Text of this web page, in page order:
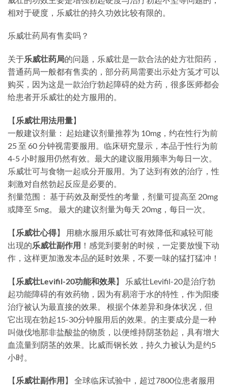
相对于硬度，乐威壮的持久功效比较有限的。
乐威壮药局有售卖吗？
关于乐威壮药局的问题，乐威壮是一款合法的处方壮阳药，
普通药局一般都有售卖的，部分药局需要出示处方笺才可以
购买，因为这是一款治疗勃起障碍的处方药，很多医师都会
给患者开乐威壮的处方服用的。
【乐威壮用法用量】
一般建议剂量： 起始建议剂量推荐为 10mg，约在性行为前
25 至 60 分钟视需要服用。临床研究显示，本品于性行为前
4-5 小时服用仍然有效。最大的建议服用频率为每日一次。
乐威壮可与食物一起或分开服用。为了达到有效的治疗，性
刺激对自然勃起反应是必要的。
剂量范围： 基于药效及耐受性的考量，剂量可提高至 20mg
或降至 5mg。 最大的建议剂量为每天 20mg，每日一次。
【 乐威壮心得】
用糖水服用乐威壮可有效降低和减轻可能
出现的乐威壮副作用 ！感觉到要射的时候，一定要放慢下动
作，这样更加激发本品的延时效果，不要一味的猛打猛冲！
【 乐威壮Levifil-20功能和效果】
乐威壮Levifil-20是治疗勃
起功能障碍的有效药物，因为有易溶于水的特性，作为阳痿
治疗被认为最直接的效果。 根据个体差异和身体状况，但
它出现在勃起15-30分钟服用后的效果。的主要成分是一种
叫做伐地那非盐酸盐的物质，以便维持阴茎勃起，具有增大
血流量到阴茎的效果。比威而钢长效，持久力被认为是约5
小时。
【乐威壮副作用 】 全球临床试验中，超过7800位患者服用